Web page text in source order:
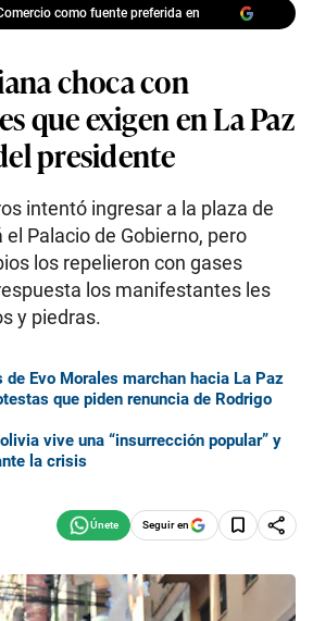
como fuente preferida en
choca con
que exigen en La Paz
presidente
intentó ingresar a la plaza de
Palacio de Gobierno, pero
los repelieron con gases
los manifestantes les
y piedras.
Evo Morales marchan hacia La Paz
que piden renuncia de Rodrigo
vive una “insurrección popular” y
la crisis
Seguir en